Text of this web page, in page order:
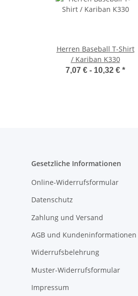
Herren Baseball T-Shirt
/ Kariban K330
7,07 € - 10,32 € *
Gesetzliche Informationen
Online-Widerrufsformular
Datenschutz
Zahlung und Versand
AGB und Kundeninformationen
Widerrufsbelehrung
Muster-Widerrufsformular
Impressum